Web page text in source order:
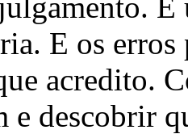
E os
acredito.
e descobrir